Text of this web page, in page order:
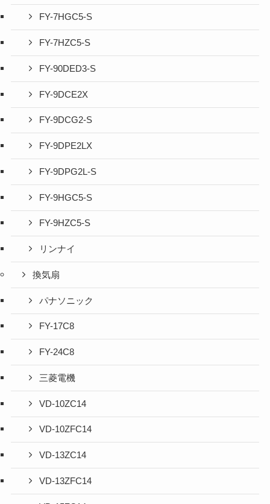
FY-7HGC5-S
FY-7HZC5-S
FY-90DED3-S
FY-9DCE2X
FY-9DCG2-S
FY-9DPE2LX
FY-9DPG2L-S
FY-9HGC5-S
FY-9HZC5-S
リンナイ
換気扇
パナソニック
FY-17C8
FY-24C8
三菱電機
VD-10ZC14
VD-10ZFC14
VD-13ZC14
VD-13ZFC14